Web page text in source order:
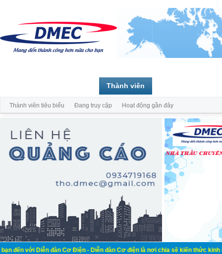
Diễn đàn Cơ Điện - Diễn đàn Cơ điện là nơi chia sẽ kiến thức kinh nghiệm
Thành viên
Thành viên tiêu biểu Đang truy cập Hoạt động gần đây